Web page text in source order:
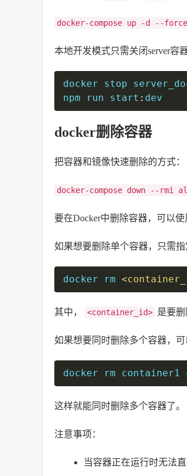
docker-compose up -d --
本地开发模式只需关闭server容
docker stop
npm run start : dev
docker删除容器
把容器和镜像快速删除的方式：
docker-compose down --rmi
要在Docker中删除容器，可以使
如果想要删除单个容器，只需
docker rm
其中， <container_id> 是要删
如果想要同时删除多个容器，
docker rm
这样就能同时删除多个容器了。
注意事项：
当容器正在运行时无法